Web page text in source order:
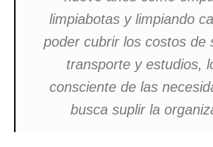
limpiabotas y limpiando
poder cubrir los costos de
transporte y estudios,
consciente de las
busca suplir la